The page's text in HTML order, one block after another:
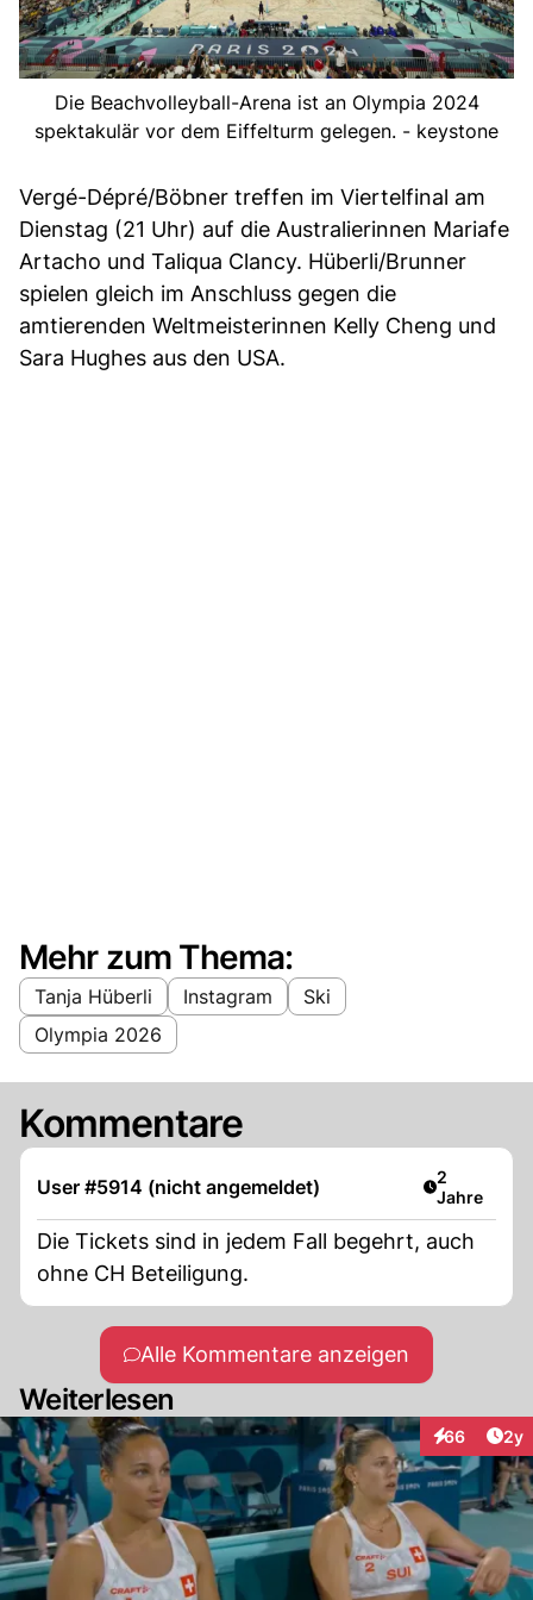
Die Beachvolleyball-Arena ist an Olympia 2024
spektakulär vor dem Eiffelturm gelegen. - keystone
Vergé-Dépré/Böbner treffen im Viertelfinal am
Dienstag (21 Uhr) auf die Australierinnen Mariafe
Artacho und Taliqua Clancy. Hüberli/Brunner
spielen gleich im Anschluss gegen die
amtierenden Weltmeisterinnen Kelly Cheng und
Sara Hughes aus den USA.
Mehr zum Thema:
Tanja Hüberli Instagram
Ski
Olympia 2026
Kommentare
User #5914 (nicht angemeldet) Artikel
2
Jahre
Die Tickets sind in jedem Fall begehrt, auch
ohne CH Beteiligung.
Alle Kommentare anzeigen
Weiterlesen
66
Interaktionen
2y